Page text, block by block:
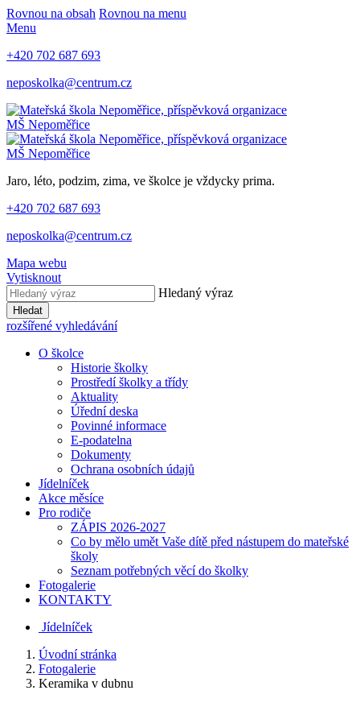
Rovnou na obsah Rovnou na menu
Menu
+420 702 687 693
neposkolka@centrum.cz
MŠ Nepoměřice
MŠ Nepoměřice
Jaro, léto, podzim, zima, ve školce je vždycky prima.
+420 702 687 693
neposkolka@centrum.cz
Mapa webu
Vytisknout
Hledaný výraz
Hledat
rozšířené vyhledávání
O školce
Historie školky
Prostředí školky a třídy
Aktuality
Úřední deska
Povinné informace
E-podatelna
Dokumenty
Ochrana osobních údajů
Jídelníček
Akce měsíce
Pro rodiče
ZÁPIS 2026-2027
Co by mělo umět Vaše dítě před nástupem do mateřské
školy
Seznam potřebných věcí do školky
Fotogalerie
KONTAKTY
Jídelníček
Úvodní stránka
Fotogalerie
Keramika v dubnu